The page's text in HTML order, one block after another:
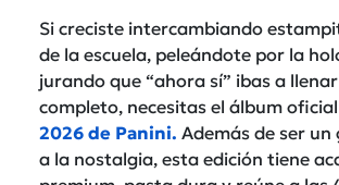
Si creciste intercambiando
de la escuela, peleándote por la
jurando que “ahora sí” ibas a
completo, necesitas el álbum
2026 de Panini. Además de ser
a la nostalgia, esta edición tiene